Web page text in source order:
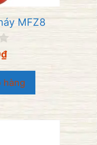
MFZ8
₫
hàng